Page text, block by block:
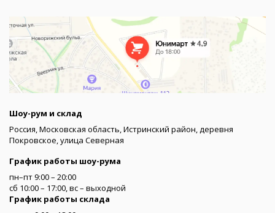
Шоу-рум и склад
Россия, Московская область, Истринский район, деревня
Покровское, улица Северная
График работы шоу-рума
пн–пт 9:00 – 20:00
сб 10:00 – 17:00, вс – выходной
График работы склада